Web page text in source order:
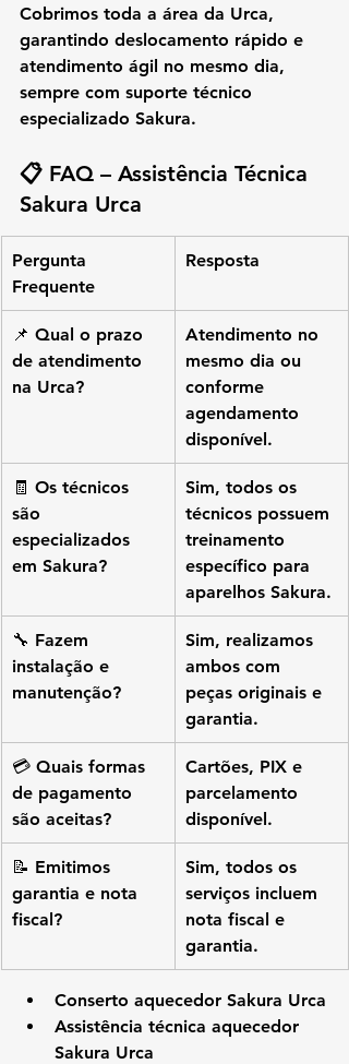
Cobrimos toda a área da Urca,
garantindo deslocamento rápido e
atendimento ágil no mesmo dia,
sempre com suporte técnico
especializado Sakura.
📋 FAQ – Assistência Técnica
Sakura Urca
Pergunta
Frequente
Resposta
📌 Qual o prazo
de atendimento
na Urca?
Atendimento no
mesmo dia ou
conforme
agendamento
disponível.
🧾 Os técnicos
são
especializados
em Sakura?
Sim, todos os
técnicos possuem
treinamento
específico para
aparelhos Sakura.
🔧 Fazem
instalação e
manutenção?
Sim, realizamos
ambos com
peças originais e
garantia.
💳 Quais formas
de pagamento
são aceitas?
Cartões, PIX e
parcelamento
disponível.
📝 Emitimos
garantia e nota
fiscal?
Sim, todos os
serviços incluem
nota fiscal e
garantia.
Conserto aquecedor Sakura Urca
Assistência técnica aquecedor
Sakura Urca